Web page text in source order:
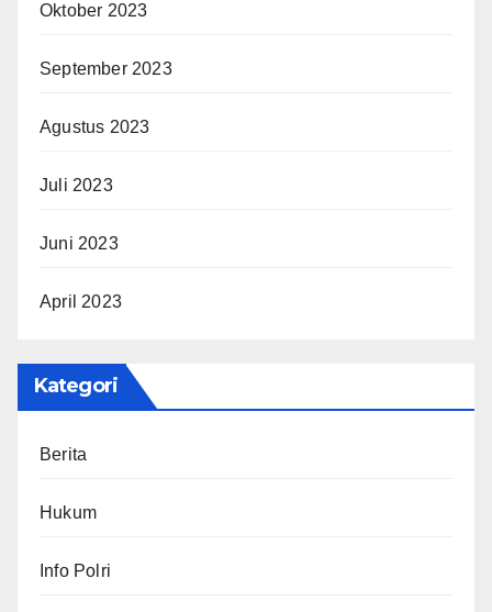
Oktober 2023
September 2023
Agustus 2023
Juli 2023
Juni 2023
April 2023
Kategori
Berita
Hukum
Info Polri